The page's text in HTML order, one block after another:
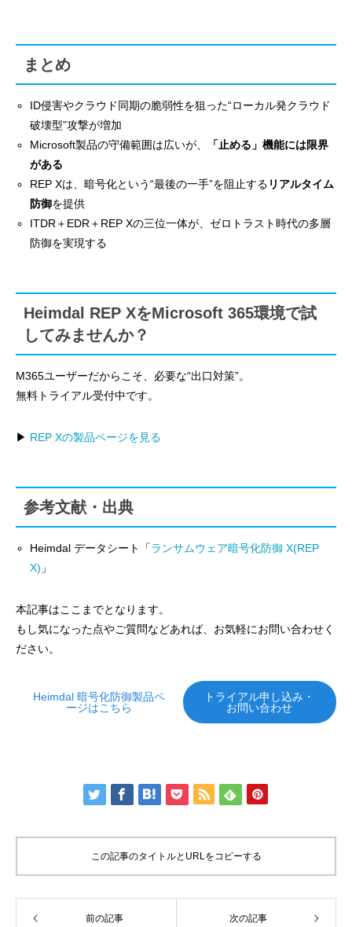
まとめ
ID侵害やクラウド同期の脆弱性を狙った“ローカル発クラウド
破壊型”攻撃が増加
Microsoft製品の守備範囲は広いが、
「止める」機能には限界
がある
REP Xは、暗号化という“最後の一手”を阻止する リアルタイム
防御を提供
ITDR＋EDR＋REP Xの三位一体が、ゼロトラスト時代の多層
防御を実現する
Heimdal REP XをMicrosoft 365環境で試
してみませんか？
M365ユーザーだからこそ、必要な“出口対策”。
無料トライアル受付中です。
▶ REP Xの製品ページを見る
参考文献・出典
Heimdal データシート「ランサムウェア暗号化防御 X(REP
X) 」
本記事はここまでとなります。
もし気になった点やご質問などあれば、お気軽にお問い合わせく
ださい。
Heimdal 暗号化防御製品ペ
ージはこちら
トライアル申し込み・
お問い合わせ
この記事のタイトルとURLをコピーする
前の記事 次の記事